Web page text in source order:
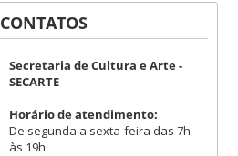
CONTATOS
Secretaria de Cultura e Arte -
SECARTE
Horário de atendimento:
De segunda a sexta-feira das 7h
às 19h